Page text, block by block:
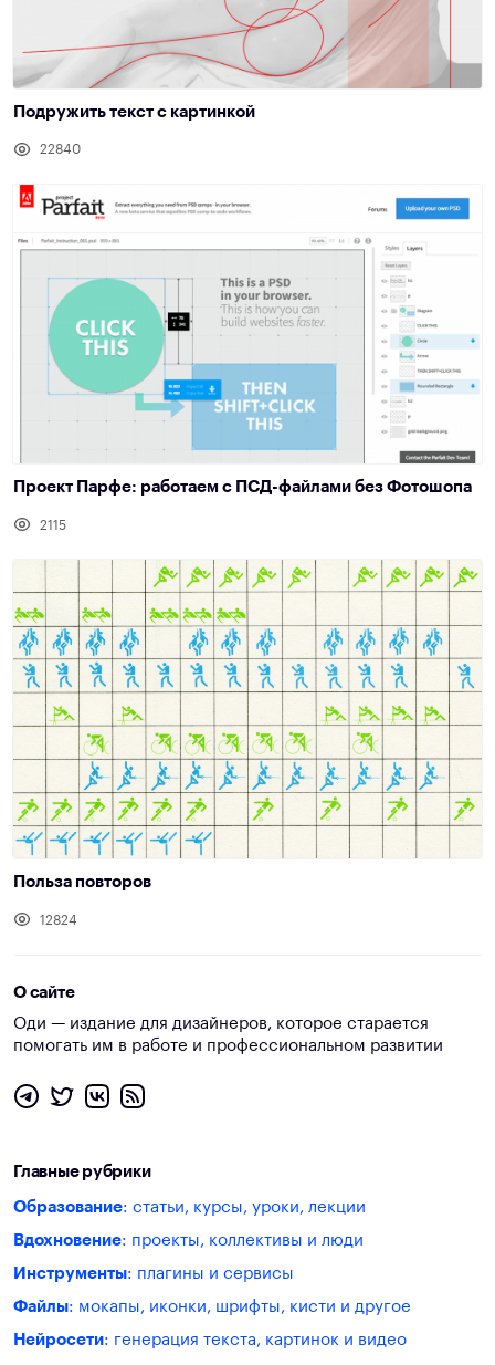
Подружить текст с картинкой
22840
Проект Парфе: работаем с ПСД-файлами без Фотошопа
2115
Польза повторов
12824
О сайте
Оди — издание для дизайнеров, которое старается
помогать им в работе и профессиональном развитии
Главные рубрики
Образование: статьи, курсы, уроки, лекции
Вдохновение: проекты, коллективы и люди
Инструменты: плагины и сервисы
Файлы: мокапы, иконки, шрифты, кисти и другое
Нейросети: генерация текста, картинок и видео